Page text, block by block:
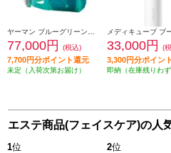
77,000円 (税込)
7,700円分ポイント還元
未定（入荷次第お届け）
33,000円 (
3,300円分ポイン
即納（在庫残りわず
エステ商品(フェイスケア)の人
1位 2位